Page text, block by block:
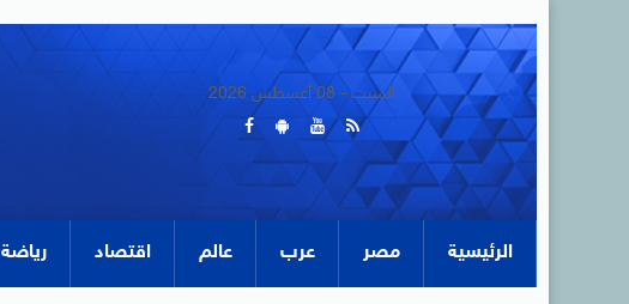
السبت - 08 أغسطس 2026
الرئيسية مصر عرب عالم اقتصاد رياضة